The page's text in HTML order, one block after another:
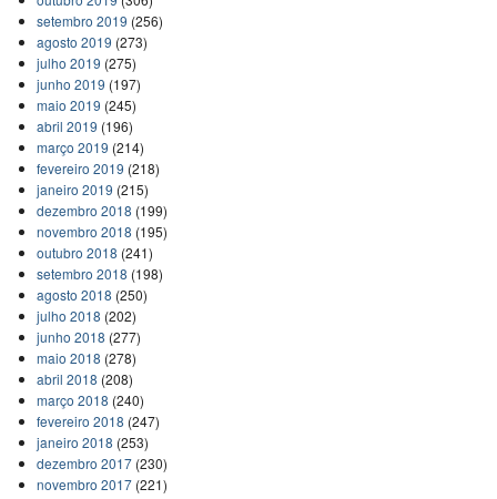
setembro 2019 (256)
agosto 2019 (273)
julho 2019 (275)
junho 2019 (197)
maio 2019 (245)
abril 2019 (196)
março 2019 (214)
fevereiro 2019 (218)
janeiro 2019 (215)
dezembro 2018 (199)
novembro 2018 (195)
outubro 2018 (241)
setembro 2018 (198)
agosto 2018 (250)
julho 2018 (202)
junho 2018 (277)
maio 2018 (278)
abril 2018 (208)
março 2018 (240)
fevereiro 2018 (247)
janeiro 2018 (253)
dezembro 2017(230)
novembro 2017(221)